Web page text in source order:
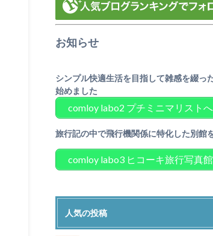
お知らせ
シンプル快適生活を目指して雑感を綴っ
始めました
comloy labo2 プチミニマリスト
旅行記の中で飛行機関係に特化した別館
comloy labo3 ヒコーキ旅行写真館
人気の投稿